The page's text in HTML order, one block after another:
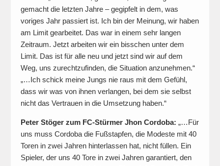
gemacht die letzten Jahre – gegipfelt in dem, was
voriges Jahr passiert ist. Ich bin der Meinung, wir haben
am Limit gearbeitet. Das war in einem sehr langen
Zeitraum. Jetzt arbeiten wir ein bisschen unter dem
Limit. Das ist für alle neu und jetzt sind wir auf dem
Weg, uns zurechtzufinden, die Situation anzunehmen.“
„…Ich schick meine Jungs nie raus mit dem Gefühl,
dass wir was von ihnen verlangen, bei dem sie selbst
nicht das Vertrauen in die Umsetzung haben.“
Peter Stöger zum FC-Stürmer Jhon Cordoba: „…Für
uns muss Cordoba die Fußstapfen, die Modeste mit 40
Toren in zwei Jahren hinterlassen hat, nicht füllen. Ein
Spieler, der uns 40 Tore in zwei Jahren garantiert, den